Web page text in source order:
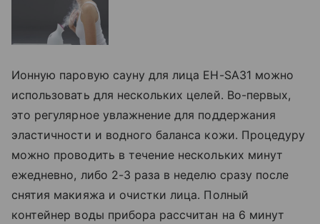
Ионную паровую сауну для лица EH-SA31 можно
использовать для нескольких целей. Во-первых,
это регулярное увлажнение для поддержания
эластичности и водного баланса кожи. Процедуру
можно проводить в течение нескольких минут
ежедневно, либо 2-3 раза в неделю сразу после
снятия макияжа и очистки лица. Полный
контейнер воды прибора рассчитан на 6 минут